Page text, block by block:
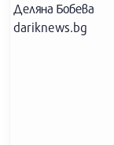
Деляна Бобева
dariknews.bg